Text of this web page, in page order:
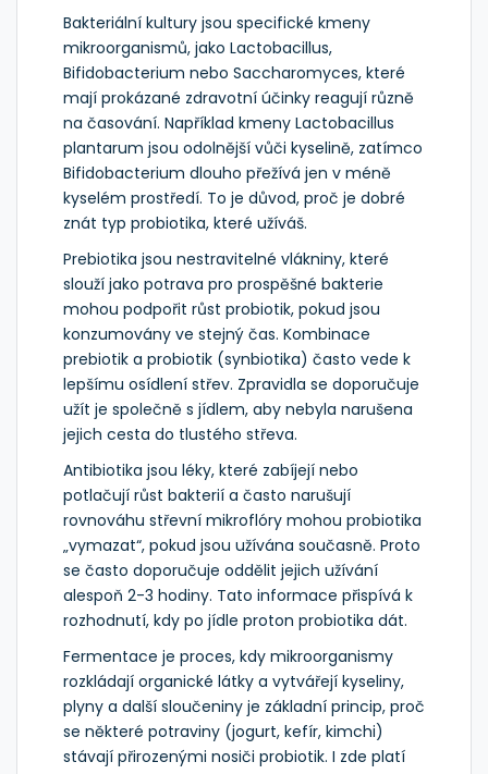
Bakteriální kultury jsou specifické kmeny
mikroorganismů, jako Lactobacillus,
Bifidobacterium nebo Saccharomyces, které
mají prokázané zdravotní účinky reagují různě
na časování. Například kmeny Lactobacillus
plantarum jsou odolnější vůči kyselině, zatímco
Bifidobacterium dlouho přežívá jen v méně
kyselém prostředí. To je důvod, proč je dobré
znát typ probiotika, které užíváš.
Prebiotika jsou nestravitelné vlákniny, které
slouží jako potrava pro prospěšné bakterie
mohou podpořit růst probiotik, pokud jsou
konzumovány ve stejný čas. Kombinace
prebiotik a probiotik (synbiotika) často vede k
lepšímu osídlení střev. Zpravidla se doporučuje
užít je společně s jídlem, aby nebyla narušena
jejich cesta do tlustého střeva.
Antibiotika jsou léky, které zabíjejí nebo
potlačují růst bakterií a často narušují
rovnováhu střevní mikroflóry mohou probiotika
„vymazat“, pokud jsou užívána současně. Proto
se často doporučuje oddělit jejich užívání
alespoň 2-3 hodiny. Tato informace přispívá k
rozhodnutí, kdy po jídle proton probiotika dát.
Fermentace je proces, kdy mikroorganismy
rozkládají organické látky a vytvářejí kyseliny,
plyny a další sloučeniny je základní princip, proč
se některé potraviny (jogurt, kefír, kimchi)
stávají přirozenými nosiči probiotik. I zde platí